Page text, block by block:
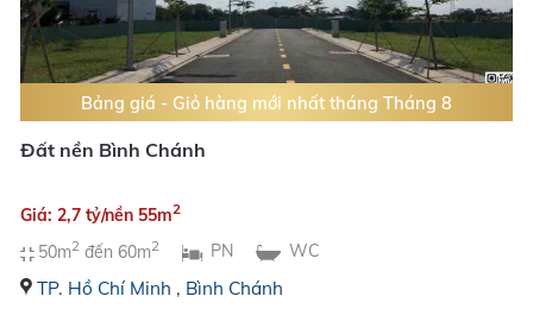
Bảng giá - Giỏ hàng mới nhất tháng Tháng 8
Đất nền Bình Chánh
Giá: 2,7 tỷ/nền 55m2
50m2 đến 60m2 PN WC
TP. Hồ Chí Minh , Bình Chánh